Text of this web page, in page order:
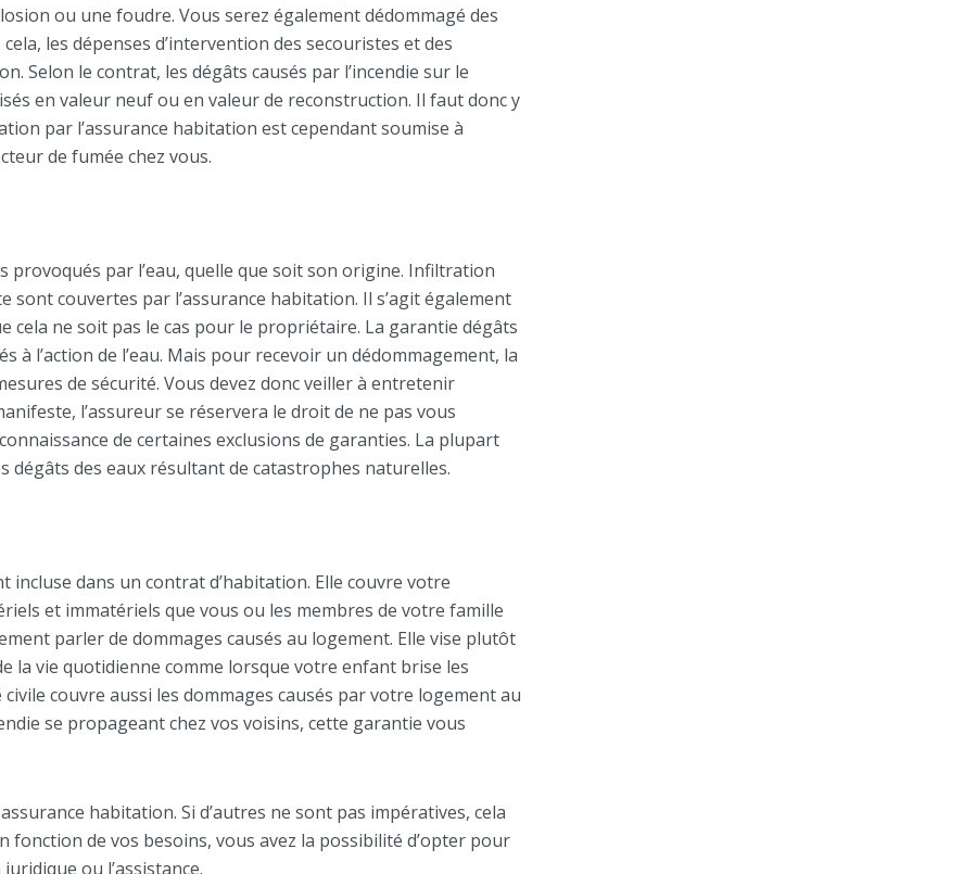
ou une foudre. Vous serez également dédommagé des
les dépenses d’intervention des secouristes et des
Selon le contrat, les dégâts causés par l’incendie sur le
en valeur neuf ou en valeur de reconstruction. Il faut donc y
par l’assurance habitation est cependant soumise à
de fumée chez vous.
par l’eau, quelle que soit son origine. Infiltration
sont couvertes par l’assurance habitation. Il s’agit également
cela ne soit pas le cas pour le propriétaire. La garantie dégâts
l’action de l’eau. Mais pour recevoir un dédommagement, la
de sécurité. Vous devez donc veiller à entretenir
l’assureur se réservera le droit de ne pas vous
de certaines exclusions de garanties. La plupart
dégâts des eaux résultant de catastrophes naturelles.
dans un contrat d’habitation. Elle couvre votre
et immatériels que vous ou les membres de votre famille
parler de dommages causés au logement. Elle vise plutôt
la vie quotidienne comme lorsque votre enfant brise les
couvre aussi les dommages causés par votre logement au
se propageant chez vos voisins, cette garantie vous
habitation. Si d’autres ne sont pas impératives, cela
fonction de vos besoins, vous avez la possibilité d’opter pour
ou l’assistance.